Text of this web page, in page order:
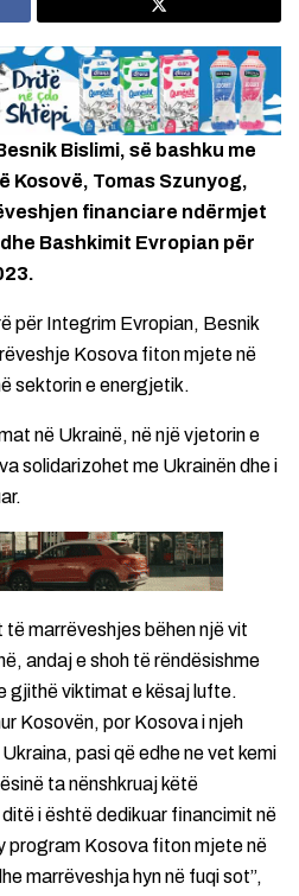
Bislimi, së bashku me
Kosovë, Tomas Szunyog,
financiare ndërmjet
Bashkimit Evropian për
për Integrim Evropian, Besnik
Kosova fiton mjete në
sektorin e energjetik.
në Ukrainë, në një vjetorin e
solidarizohet me Ukrainën dhe i
të marrëveshjes bëhen një vit
andaj e shoh të rëndësishme
gjithë viktimat e kësaj lufte.
Kosovën, por Kosova i njeh
pasi që edhe ne vet kemi
ta nënshkruaj këtë
i është dedikuar financimit në
program Kosova fiton mjete në
marrëveshja hyn në fuqi sot”,